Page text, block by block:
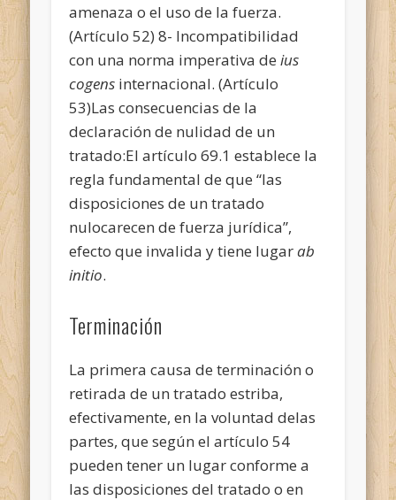
amenaza o el uso de la fuerza.
(Artículo 52) 8- Incompatibilidad
con una norma imperativa deius
cogens internacional. (Artículo
53)Las consecuencias de la
declaración de nulidad de un
tratado:El artículo 69.1 establece la
regla fundamental de que “las
disposiciones de un tratado
nulocarecen de fuerza jurídica”,
efecto que invalida y tiene lugarab
initio.
Terminación
La primera causa de terminación o
retirada de un tratado estriba,
efectivamente, en la voluntad delas
partes, que según el artículo 54
pueden tener un lugar conforme a
las disposiciones del tratado o en